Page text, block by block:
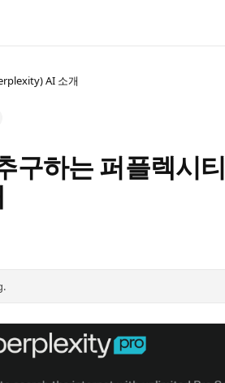
AI 소개
구하는 퍼플렉시티